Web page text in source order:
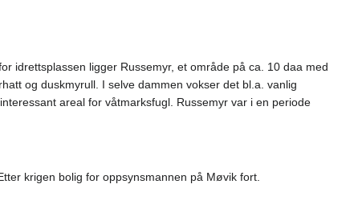
idrettsplassen ligger Russemyr, et område på ca. 10 daa med
og duskmyrull. I selve dammen vokser det bl.a. vanlig
areal for våtmarksfugl. Russemyr var i en periode
krigen bolig for oppsynsmannen på Møvik fort.